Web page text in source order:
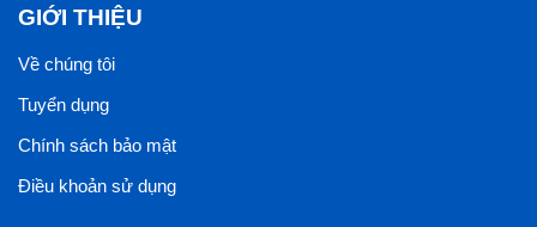
GIỚI THIỆU
Về chúng tôi
Tuyển dụng
Chính sách bảo mật
Điều khoản sử dụng